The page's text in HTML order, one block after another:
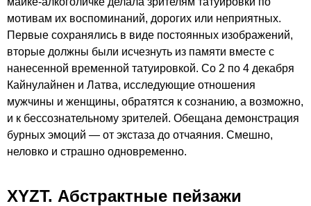
мотивам их воспоминаний, дорогих или неприятных.
Первые сохранялись в виде постоянных изображений,
вторые должны были исчезнуть из памяти вместе с
нанесенной временной татуировкой. Со 2 по 4 декабря
Кайнулайнен и Латва, исследующие отношения
мужчины и женщины, обратятся к сознанию, а возможно,
и к бессознательному зрителей. Обещана демонстрация
бурных эмоций — от экстаза до отчаяния. Смешно,
неловко и страшно одновременно.
XYZT. Абстрактные пейзажи